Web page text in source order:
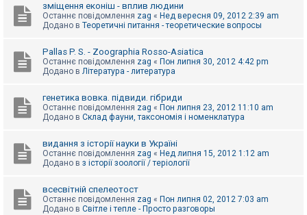
зміщення еконіш - вплив людини
Останнє повідомлення zag « Нед вересня 09, 2012 2:39 am
Додано в Теоретичні питання - теоретические вопросы
Pallas P. S. - Zoographia Rosso-Asiatica
Останнє повідомлення zag « Пон липня 30, 2012 4:42 pm
Додано в Література - литература
генетика вовка. підвиди. гібриди
Останнє повідомлення zag « Пон липня 23, 2012 11:10 am
Додано в Склад фауни, таксономія і номенклатура
видання з історії науки в Україні
Останнє повідомлення zag « Нед липня 15, 2012 1:12 am
Додано в з історії зоології / теріології
всесвітній спелеотост
Останнє повідомлення zag « Пон липня 02, 2012 7:03 am
Додано в Світле і тепле - Просто разговоры